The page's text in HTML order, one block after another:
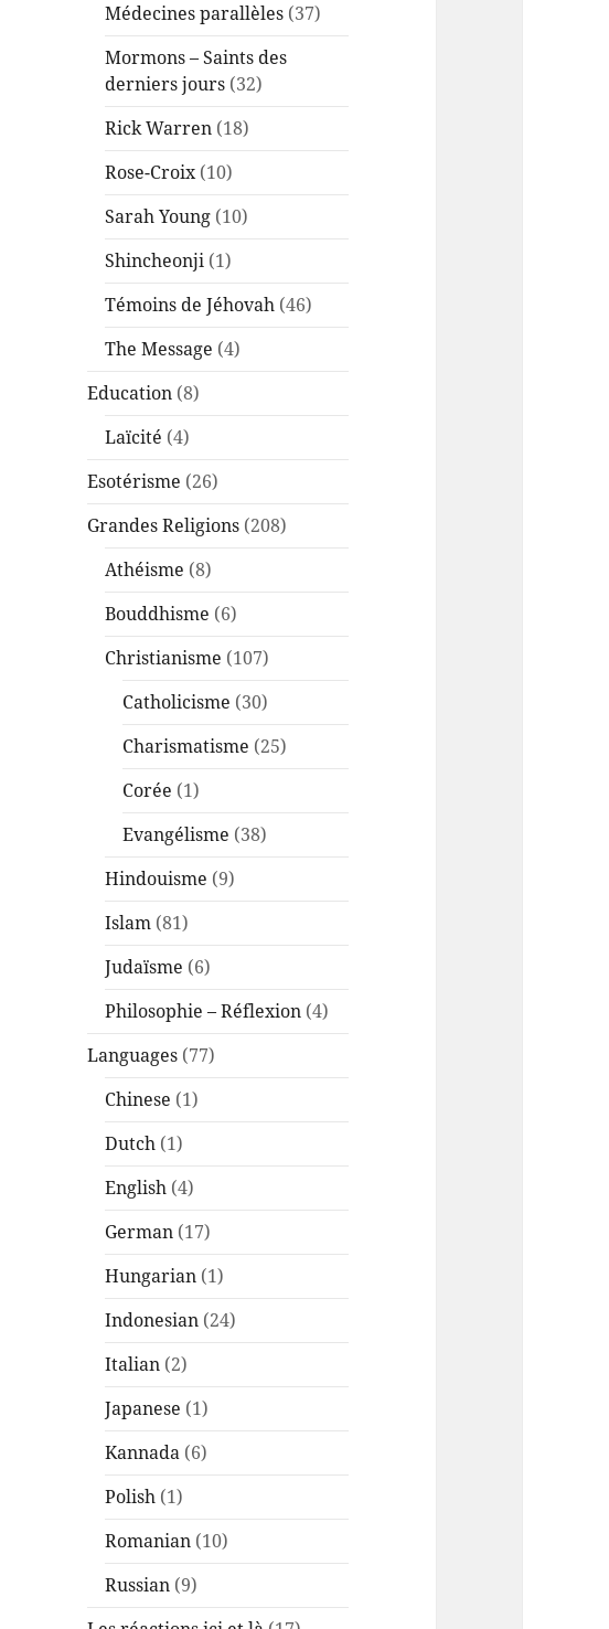
Médecines parallèles (37)
Mormons – Saints des
derniers jours (32)
Rick Warren (18)
Rose-Croix(10)
Sarah Young (10)
Shincheonji (1)
Témoins de Jéhovah (46)
The Message (4)
Education (8)
Laïcité (4)
Esotérisme (26)
Grandes Religions (208)
Athéisme (8)
Bouddhisme (6)
Christianisme (107)
Catholicisme (30)
Charismatisme (25)
Corée (1)
Evangélisme (38)
Hindouisme (9)
Islam (81)
Judaïsme (6)
Philosophie – Réflexion (4)
Languages (77)
Chinese (1)
Dutch (1)
English (4)
German (17)
Hungarian (1)
Indonesian (24)
Italian (2)
Japanese (1)
Kannada (6)
Polish (1)
Romanian (10)
Russian (9)